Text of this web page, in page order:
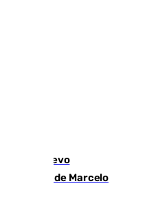
es el nuevo
la salida de Marcelo